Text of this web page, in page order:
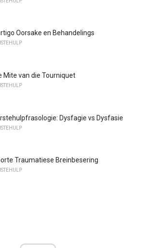
Oorsake en Behandelings
Mite van die Tourniquet
Dysfagie vs Dysfasie
Traumatiese Breinbesering